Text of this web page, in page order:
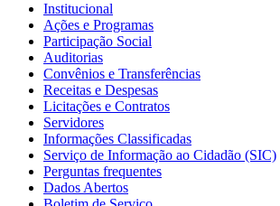
Institucional
Ações e Programas
Participação Social
Auditorias
Convênios e Transferências
Receitas e Despesas
Licitações e Contratos
Servidores
Informações Classificadas
Serviço de Informação ao Cidadão (SIC)
Perguntas frequentes
Dados Abertos